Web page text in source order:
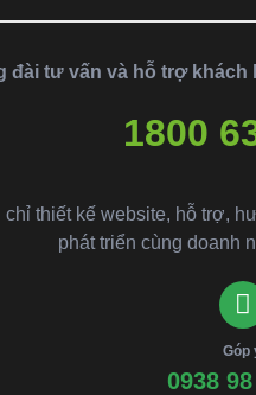
đài tư vấn và hỗ trợ khách
1800
thiết kế website, hỗ trợ,
phát triển cùng doanh
Góp
0938